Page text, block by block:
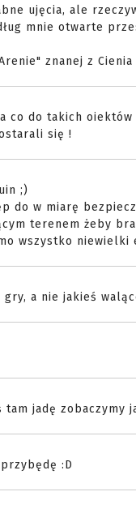
ujęcia, ale
mnie otwarte
znanej z
co do takich
się !
;)
do w miarę
terenem żeby
wszystko niewielki
a nie jakieś
jadę zobaczymy
:D